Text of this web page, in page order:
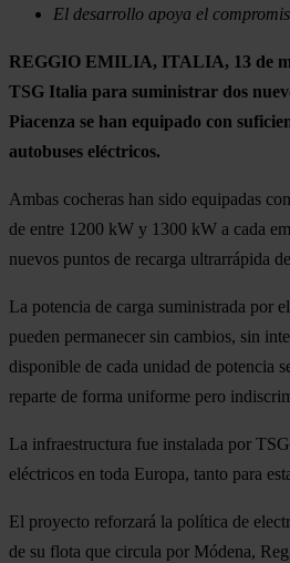
El desarrollo apoya el
REGGIO EMILIA, ITALIA, 13 de
TSG Italia para suministrar dos
Piacenza se han equipado con
autobuses eléctricos.
Ambas cocheras han sido equipadas con
de entre 1200 kW y 1300 kW a cada
nuevos puntos de recarga ultrarrápida
La potencia de carga suministrada por
pueden permanecer sin cambios, sin
disponible de cada unidad de potencia
reparte de forma uniforme pero
La infraestructura fue instalada por
eléctricos en toda Europa, tanto para
El proyecto reforzará la política de
de su flota que circula por Módena,